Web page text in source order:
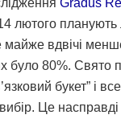
лютого
майже вдвічі
було 80%. Свято
букет” і
Це